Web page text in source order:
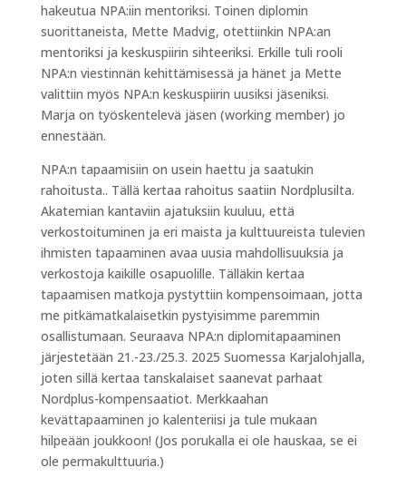
hakeutua NPA:iin mentoriksi. Toinen diplomin
suorittaneista, Mette Madvig, otettiinkin NPA:an
mentoriksi ja keskuspiirin sihteeriksi. Erkille tuli rooli
NPA:n viestinnän kehittämisessä ja hänet ja Mette
valittiin myös NPA:n keskuspiirin uusiksi jäseniksi.
Marja on työskentelevä jäsen (working member) jo
ennestään.
NPA:n tapaamisiin on usein haettu ja saatukin
rahoitusta.. Tällä kertaa rahoitus saatiin Nordplusilta.
Akatemian kantaviin ajatuksiin kuuluu, että
verkostoituminen ja eri maista ja kulttuureista tulevien
ihmisten tapaaminen avaa uusia mahdollisuuksia ja
verkostoja kaikille osapuolille. Tälläkin kertaa
tapaamisen matkoja pystyttiin kompensoimaan, jotta
me pitkämatkalaisetkin pystyisimme paremmin
osallistumaan. Seuraava NPA:n diplomitapaaminen
järjestetään 21.-23./25.3. 2025 Suomessa Karjalohjalla,
joten sillä kertaa tanskalaiset saanevat parhaat
Nordplus-kompensaatiot. Merkkaahan
kevättapaaminen jo kalenteriisi ja tule mukaan
hilpeään joukkoon! (Jos porukalla ei ole hauskaa, se ei
ole permakulttuuria.)